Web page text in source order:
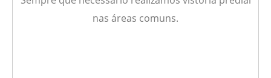
nas áreas comuns.